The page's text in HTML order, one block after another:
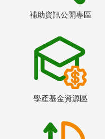
補助資訊公開專區
學產基金資源區